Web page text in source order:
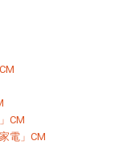
CM
家電」CM